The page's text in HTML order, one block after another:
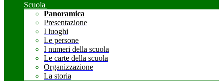
Scuola
Panoramica
Presentazione
I luoghi
Le persone
I numeri della scuola
Le carte della scuola
Organizzazione
La storia